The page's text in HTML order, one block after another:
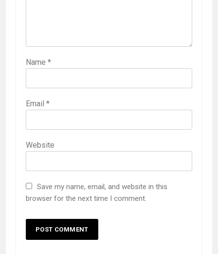
Name *
Email *
Website
Save my name, email, and website in this
browser for the next time I comment.